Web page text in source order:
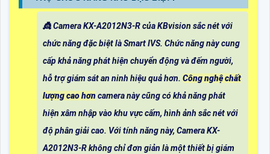
👸 Camera KX-A2012N3-R của KBvision sắc nét với
chức năng đặc biệt là Smart IVS. Chức năng này cung
cấp khả năng phát hiện chuyển động và đếm người,
hỗ trợ giám sát an ninh hiệu quả hơn. Công nghệ chất
lượng cao hơn camera này cũng có khả năng phát
hiện xâm nhập vào khu vực cấm, hình ảnh sắc nét với
độ phân giải cao. Với tính năng này, Camera KX-
A2012N3-R không chỉ đơn giản là một thiết bị giám